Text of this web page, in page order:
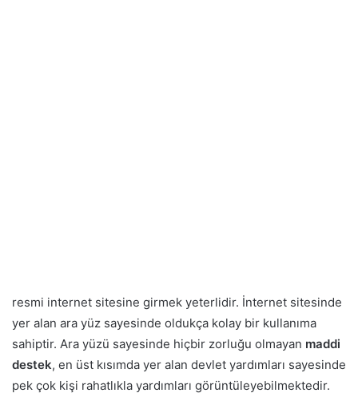
resmi internet sitesine girmek yeterlidir. İnternet sitesinde
yer alan ara yüz sayesinde oldukça kolay bir kullanıma
sahiptir. Ara yüzü sayesinde hiçbir zorluğu olmayan maddi
destek, en üst kısımda yer alan devlet yardımları sayesinde
pek çok kişi rahatlıkla yardımları görüntüleyebilmektedir.